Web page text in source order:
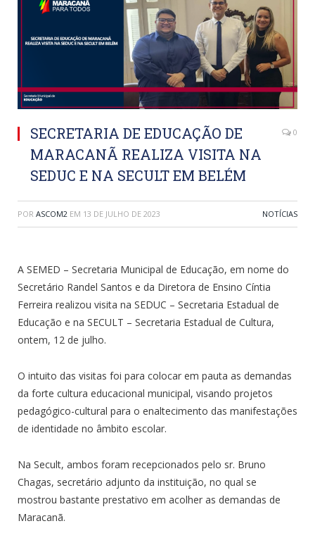
SECRETARIA DE EDUCAÇÃO DE
MARACANÃ REALIZA VISITA NA
SEDUC E NA SECULT EM BELÉM
0
POR ASCOM2 EM 13 DE JULHO DE 2023 NOTÍCIAS
A SEMED – Secretaria Municipal de Educação, em nome do
Secretário Randel Santos e da Diretora de Ensino Cíntia
Ferreira realizou visita na SEDUC – Secretaria Estadual de
Educação e na SECULT – Secretaria Estadual de Cultura,
ontem, 12 de julho.
O intuito das visitas foi para colocar em pauta as demandas
da forte cultura educacional municipal, visando projetos
pedagógico-cultural para o enaltecimento das manifestações
de identidade no âmbito escolar.
Na Secult, ambos foram recepcionados pelo sr. Bruno
Chagas, secretário adjunto da instituição, no qual se
mostrou bastante prestativo em acolher as demandas de
Maracanã.